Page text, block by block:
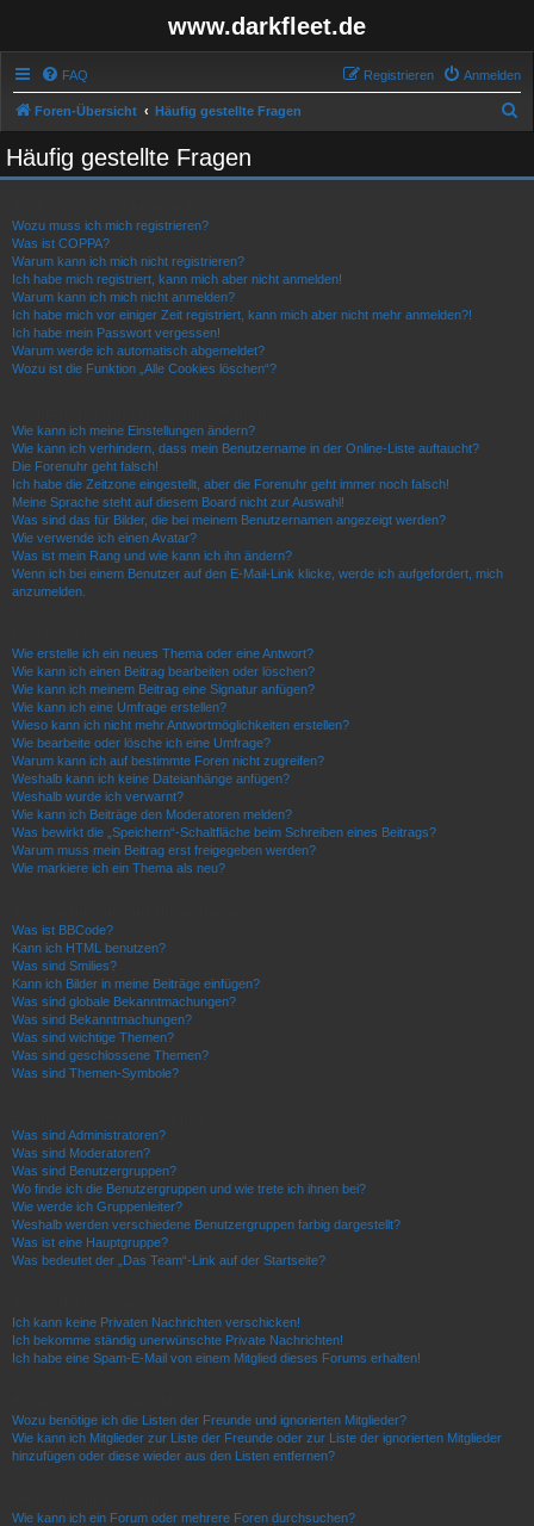
www.darkfleet.de
FAQ Anmelden
Registrieren
Foren-Übersicht Häufig gestellte Fragen
Häufig gestellte Fragen
Wozu muss ich mich registrieren?
Was ist COPPA?
Warum kann ich mich nicht registrieren?
Ich habe mich registriert, kann mich aber nicht anmelden!
Warum kann ich mich nicht anmelden?
Ich habe mich vor einiger Zeit registriert, kann mich aber nicht mehr anmelden?!
Ich habe mein Passwort vergessen!
Warum werde ich automatisch abgemeldet?
Wozu ist die Funktion „Alle Cookies löschen“?
Wie kann ich meine Einstellungen ändern?
Wie kann ich verhindern, dass mein Benutzername in der Online-Liste auftaucht?
Die Forenuhr geht falsch!
Ich habe die Zeitzone eingestellt, aber die Forenuhr geht immer noch falsch!
Meine Sprache steht auf diesem Board nicht zur Auswahl!
Was sind das für Bilder, die bei meinem Benutzernamen angezeigt werden?
Wie verwende ich einen Avatar?
Was ist mein Rang und wie kann ich ihn ändern?
Wenn ich bei einem Benutzer auf den E-Mail-Link klicke, werde ich aufgefordert, mich
anzumelden.
Wie erstelle ich ein neues Thema oder eine Antwort?
Wie kann ich einen Beitrag bearbeiten oder löschen?
Wie kann ich meinem Beitrag eine Signatur anfügen?
Wie kann ich eine Umfrage erstellen?
Wieso kann ich nicht mehr Antwortmöglichkeiten erstellen?
Wie bearbeite oder lösche ich eine Umfrage?
Warum kann ich auf bestimmte Foren nicht zugreifen?
Weshalb kann ich keine Dateianhänge anfügen?
Weshalb wurde ich verwarnt?
Wie kann ich Beiträge den Moderatoren melden?
Was bewirkt die „Speichern“-Schaltfläche beim Schreiben eines Beitrags?
Warum muss mein Beitrag erst freigegeben werden?
Wie markiere ich ein Thema als neu?
Was ist BBCode?
Kann ich HTML benutzen?
Was sind Smilies?
Kann ich Bilder in meine Beiträge einfügen?
Was sind globale Bekanntmachungen?
Was sind Bekanntmachungen?
Was sind wichtige Themen?
Was sind geschlossene Themen?
Was sind Themen-Symbole?
Was sind Administratoren?
Was sind Moderatoren?
Was sind Benutzergruppen?
Wo finde ich die Benutzergruppen und wie trete ich ihnen bei?
Wie werde ich Gruppenleiter?
Weshalb werden verschiedene Benutzergruppen farbig dargestellt?
Was ist eine Hauptgruppe?
Was bedeutet der „Das Team“-Link auf der Startseite?
Ich kann keine Privaten Nachrichten verschicken!
Ich bekomme ständig unerwünschte Private Nachrichten!
Ich habe eine Spam-E-Mail von einem Mitglied dieses Forums erhalten!
Wozu benötige ich die Listen der Freunde und ignorierten Mitglieder?
Wie kann ich Mitglieder zur Liste der Freunde oder zur Liste der ignorierten Mitglieder
hinzufügen oder diese wieder aus den Listen entfernen?
Wie kann ich ein Forum oder mehrere Foren durchsuchen?